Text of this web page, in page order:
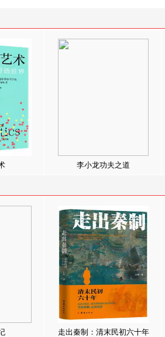
李小龙功夫之道
走出秦制：清末民初六十年